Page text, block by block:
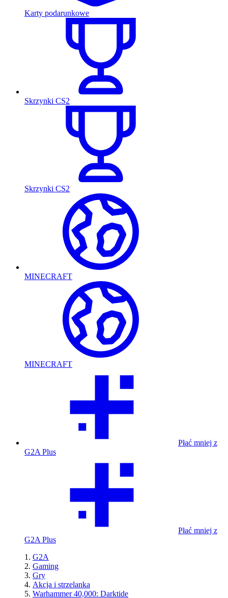
Karty podarunkowe
Skrzynki CS2
Skrzynki CS2
MINECRAFT
MINECRAFT
Płać mniej z
G2A Plus
Płać mniej z
G2A Plus
G2A
Gaming
Gry
Akcja i strzelanka
Warhammer 40,000: Darktide